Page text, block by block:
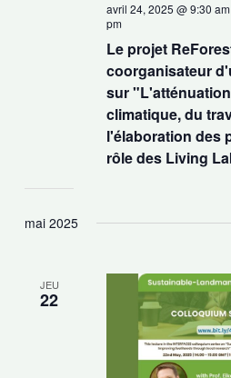
Le projet
coorganisateur
sur
climatique, du
l'élaboration des
rôle des Living
avril 24, 2025 @ 9:30 am
pm
mai 2025
JEU
22